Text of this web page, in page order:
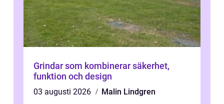
Grindar som kombinerar säkerhet,
funktion och design
03 augusti 2026
Malin Lindgren